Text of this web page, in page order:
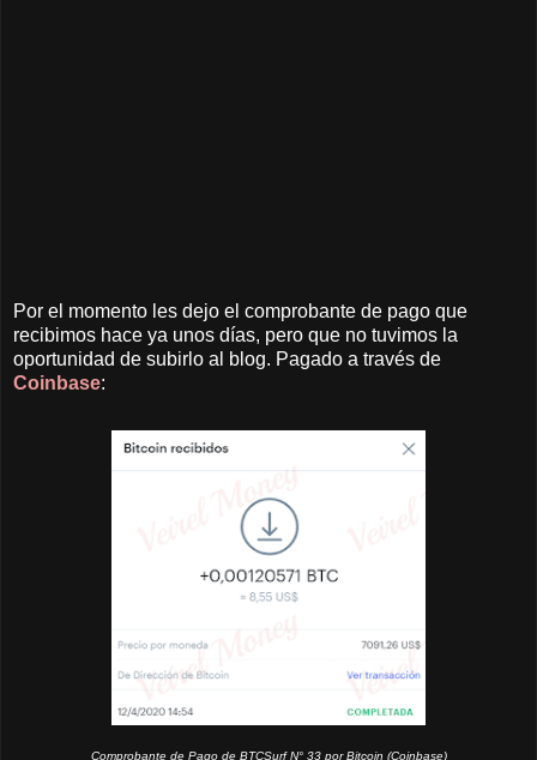
Por el momento les dejo el comprobante de pago que
recibimos hace ya unos días, pero que no tuvimos la
oportunidad de subirlo al blog. Pagado a través de
Coinbase:
Comprobante de Pago de BTCSurf N° 33 por Bitcoin (Coinbase)